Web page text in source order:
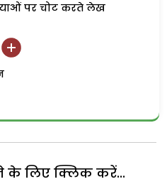
पर चोट करते लेख
के लिए क्लिक करें...